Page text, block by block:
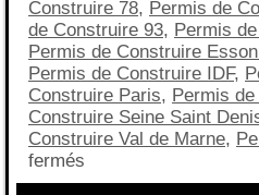
Construire 78, Permis de
de Construire 93, Permis
Permis de Construire
Permis de Construire IDF,
Construire Paris, Permis
Construire Seine Saint
Construire Val de Marne,
fermés